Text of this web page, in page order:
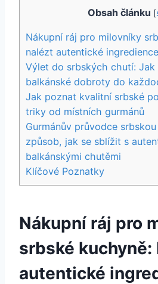
Obsah článku [
Nákupní ráj pro milovníky
nalézt autentické
Výlet do srbských chutí: Jak
balkánské dobroty do
Jak poznat kvalitní srbské
triky od místních gurmánů
Gurmánův průvodce
způsob, jak se sblížit s
balkánskými chutěmi
Klíčové Poznatky
Nákupní ráj pro
srbské kuchyně:
autentické